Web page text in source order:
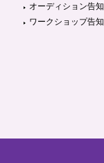
オーディション告知
ワークショップ告知